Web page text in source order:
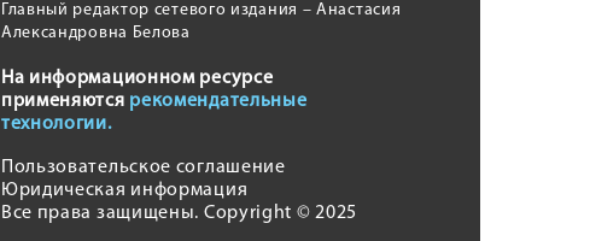
Главный редактор сетевого издания – Анастасия
Александровна Белова
На информационном ресурсе
применяются рекомендательные
технологии.
Пользовательское соглашение
Юридическая информация
Все права защищены. Copyright © 2025